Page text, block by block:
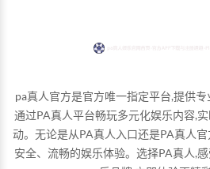
pa真人官方是官方唯一指定平台,提供
通过PA真人平台畅玩多元化娱乐内容,
动。无论是从PA真人入口还是PA真人官
安全、流畅的娱乐体验。选择PA真人,